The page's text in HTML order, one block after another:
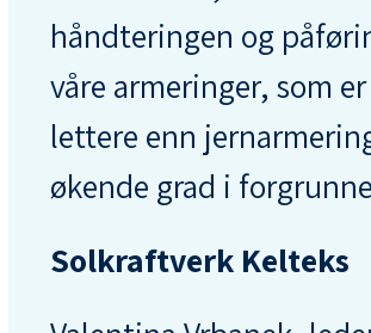
håndteringen og
våre armeringer, som
lettere enn
økende grad i
Solkraftverk Kelteks